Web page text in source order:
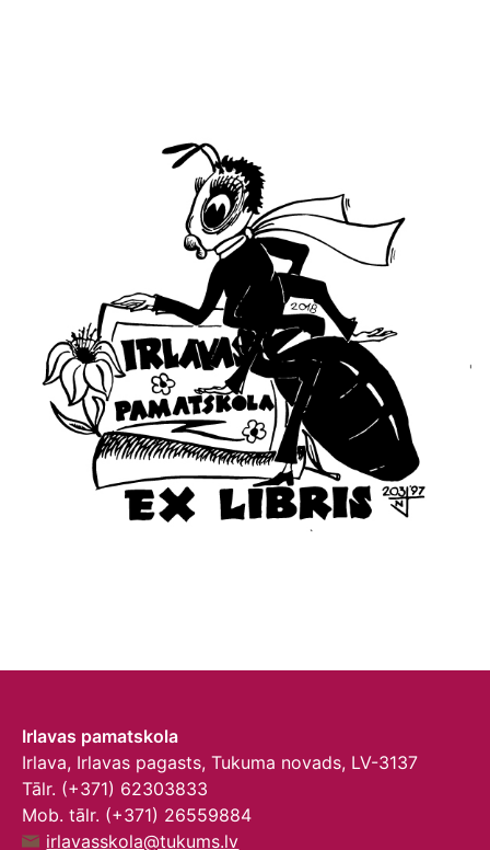
Irlavas pamatskola
Irlava, Irlavas pagasts, Tukuma novads, LV-3137
Tālr. (+371) 62303833
Mob. tālr. (+371) 26559884
irlavasskola@tukums.lv